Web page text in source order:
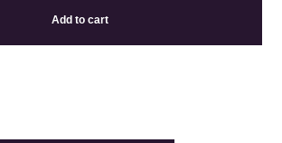
Add to cart